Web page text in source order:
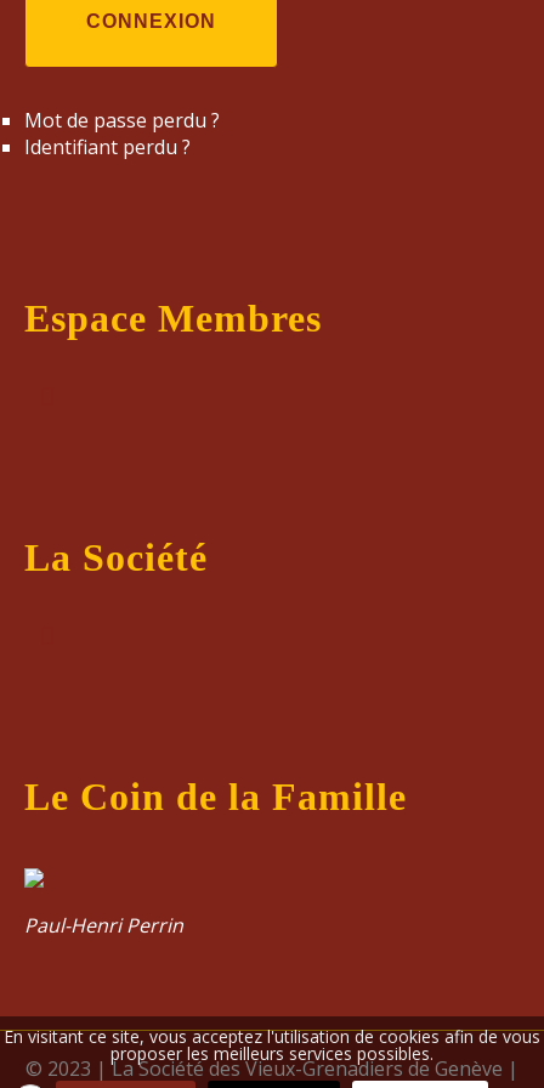
CONNEXION
Mot de passe perdu ?
Identifiant perdu ?
Espace Membres
La Société
Le Coin de la Famille
Paul-Henri Perrin
© 2023 | La Société des Vieux-Grenadiers de Genève |
En visitant ce site, vous acceptez l'utilisation de cookies afin de vous
proposer les meilleurs services possibles.